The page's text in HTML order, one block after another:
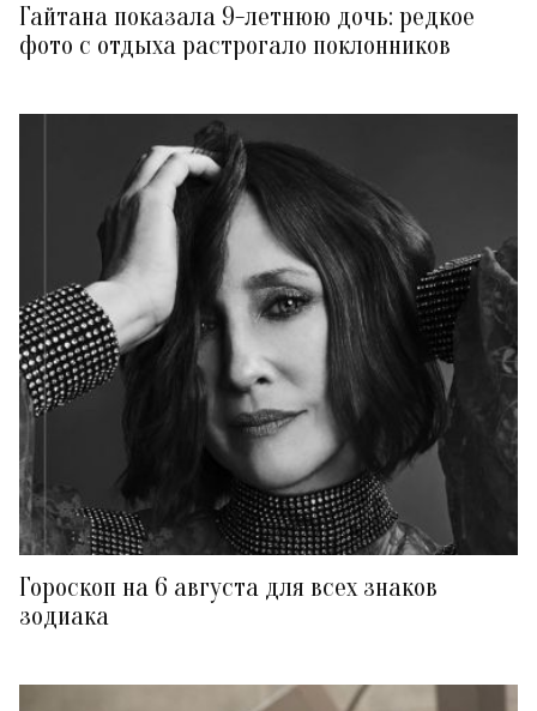
Гайтана показала 9-летнюю дочь: редкое
фото с отдыха растрогало поклонников
Гороскоп на 6 августа для всех знаков
зодиака